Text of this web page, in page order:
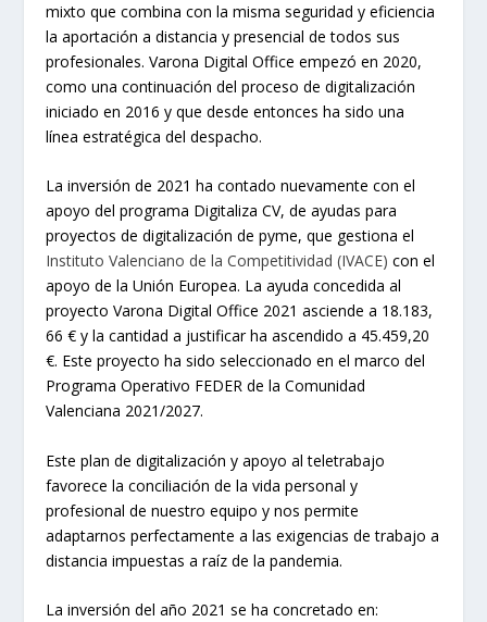
mixto que combina con la misma seguridad y eficiencia
la aportación a distancia y presencial de todos sus
profesionales. Varona Digital Office empezó en 2020,
como una continuación del proceso de digitalización
iniciado en 2016 y que desde entonces ha sido una
línea estratégica del despacho.
La inversión de 2021 ha contado nuevamente con el
apoyo del programa Digitaliza CV, de ayudas para
proyectos de digitalización de pyme, que gestiona el
Instituto Valenciano de la Competitividad (IVACE) con el
apoyo de la Unión Europea. La ayuda concedida al
proyecto Varona Digital Office 2021 asciende a 18.183,
66 € y la cantidad a justificar ha ascendido a 45.459,20
€. Este proyecto ha sido seleccionado en el marco del
Programa Operativo FEDER de la Comunidad
Valenciana 2021/2027.
Este plan de digitalización y apoyo al teletrabajo
favorece la conciliación de la vida personal y
profesional de nuestro equipo y nos permite
adaptarnos perfectamente a las exigencias de trabajo a
distancia impuestas a raíz de la pandemia.
La inversión del año 2021 se ha concretado en: